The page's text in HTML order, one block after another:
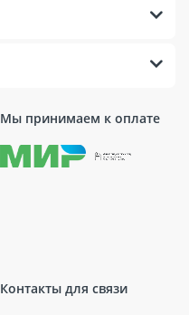
Мы принимаем к оплате
Контакты для связи